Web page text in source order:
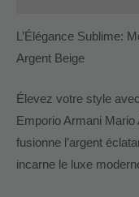
L’Élégance Sublime:
Argent Beige
Élevez votre style
Emporio Armani
fusionne l’argent
incarne le luxe